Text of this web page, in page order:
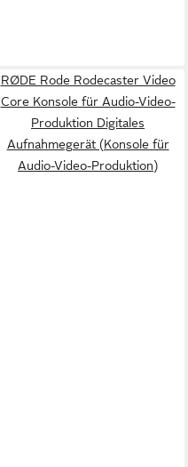
RØDE Rode Rodecaster Video
Core Konsole für Audio-Video-
Produktion Digitales
Aufnahmegerät (Konsole für
Audio-Video-Produktion)